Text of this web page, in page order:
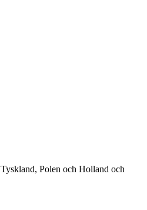
Polen och Holland och